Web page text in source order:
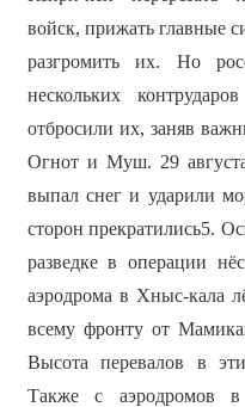
войск, прижать главные
разгромить их. Но
нескольких
отбросили их, заняв
Огнот и Муш. 29
выпал снег и ударили
сторон прекратились5.
разведке в операции
аэродрома в Хныс-кала
всему фронту от
Высота перевалов в
Также с аэродромов